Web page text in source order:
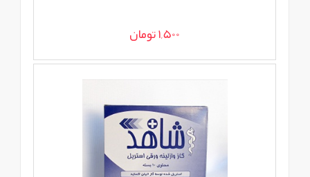
1,500 تومان